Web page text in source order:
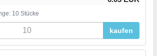
10 Stücke
kaufen